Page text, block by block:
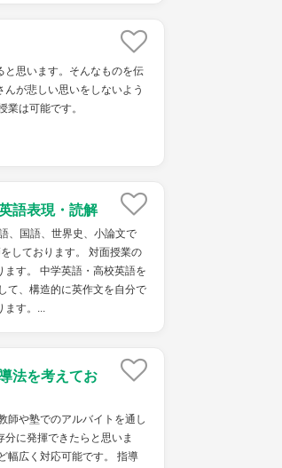
と思います。そんなものを伝
が悲しい思いをしないよう
業は可能です。
語表現・読解
、国語、世界史、小論文で
しております。 対面授業の
す。 中学英語・高校英語を
て、構造的に英作文を自分で
ます。...
法を考えてお
師や塾でのアルバイトを通し
に発揮できたらと思いま
幅広く対応可能です。 指導